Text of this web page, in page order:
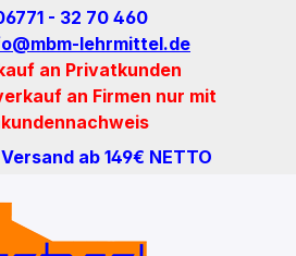
- 32 70 460
lehrmittel.de
an Privatkunden
an Firmen nur mit
ab 149€ NETTO